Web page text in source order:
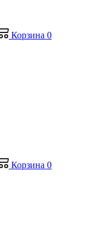
Корзина 0
Корзина 0